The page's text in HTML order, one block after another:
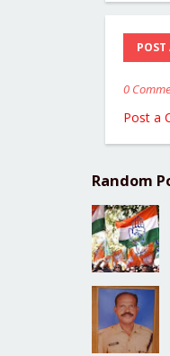
0
Post a
Random